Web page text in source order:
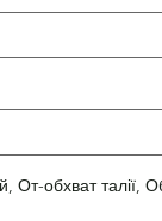
От-обхват талії,